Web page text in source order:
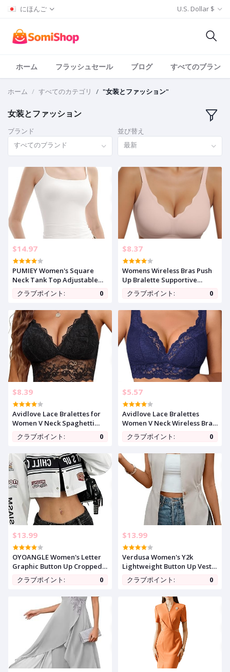
にほんご U.S. Dollar $
ホーム フラッシュセール ブログ すべてのブランド
ホーム すべてのカテゴリ "女装とファッション"
女装とファッション
ブランド
すべてのブランド
並び替え
最新
$14.97
PUMIEY Women's Square
Neck Tank Top Adjustable
Spaghetti Straps Sleeveless
Basic Tops Sharp Collection
クラブポイント: 0
$8.37
Womens Wireless Bras Push
Up Bralette Supportive
Everyday Bras Seamless Full
Coverage Comfort T-Shirt
クラブポイント: 0
$8.39
Avidlove Lace Bralettes for
Women V Neck Spaghetti
Strap Bra Unpadded Tops
Sexy Cami Crop Top Going
クラブポイント: 0
$5.57
Avidlove Lace Bralettes
Women V Neck Wireless Bras
Unlined Basic Cami Sexy
Comfy Everyday Wirefree
クラブポイント: 0
$13.99
OYOANGLE Women's Letter
Graphic Button Up Cropped
Jackets Lightweight Y2K
Motocycle Jacket Coat
クラブポイント: 0
$13.99
Verdusa Women's Y2k
Lightweight Button Up Vest
Jacket Business Casual
Sleeveless Outerwear
クラブポイント: 0